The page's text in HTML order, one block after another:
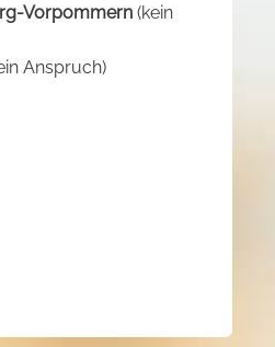
Vorpommern (kein
Anspruch)